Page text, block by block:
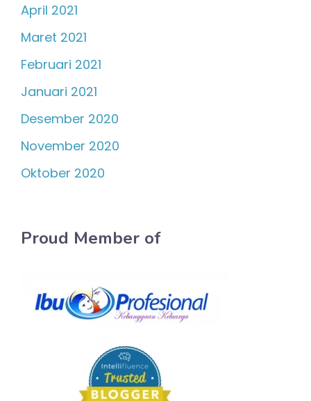
April 2021
Maret 2021
Februari 2021
Januari 2021
Desember 2020
November 2020
Oktober 2020
Proud Member of